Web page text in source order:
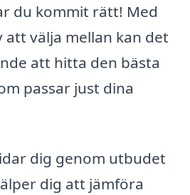
du kommit rätt! Med
välja mellan kan det
att hitta den bästa
passar just dina
dig genom utbudet
dig att jämföra